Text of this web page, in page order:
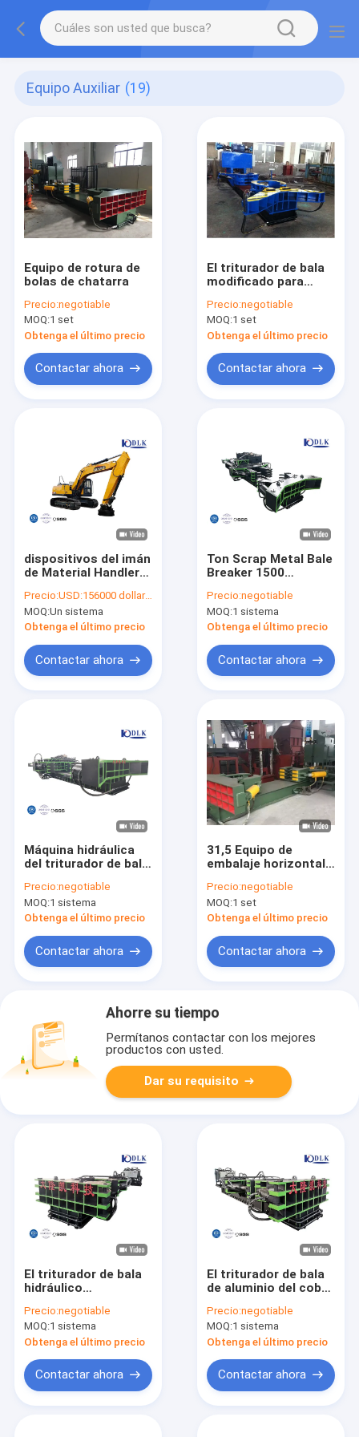
Equipo Auxiliar (19)
Equipo de rotura de
bolas de chatarra
Precio:negotiable
MOQ:1 set
Obtenga el último precio
Contactar ahora
El triturador de bala
modificado para
particulares del
equipo auxiliar para
recicla el pedazo del
bolso aparte
Precio:negotiable
MOQ:1 set
Obtenga el último precio
Contactar ahora
dispositivos del imán
de Material Handler
de la correa
eslabonada 21ton
para el acero del
Precio:USD:156000 dollars per set
MOQ:Un sistema
Obtenga el último precio
Contactar ahora
Ton Scrap Metal Bale
Breaker 1500
para la bala de acero
del hierro
Precio:negotiable
MOQ:1 sistema
Obtenga el último precio
Contactar ahora
Máquina hidráulica
del triturador de bala
para desmontar las
balas de la chatarra
Precio:negotiable
MOQ:1 sistema
Obtenga el último precio
Contactar ahora
31,5 Equipo de
embalaje horizontal
automático para los
pedazos del bolso
Precio:negotiable
MOQ:1 set
Obtenga el último precio
Contactar ahora
Ahorre su tiempo
Permítanos contactar con los mejores
productos con usted.
Dar su requisito
El triturador de bala
hidráulico
requisitos
particulares de la
chatarra desmonta
la máquina para la
planta de Fecycling
Precio:negotiable
MOQ:1 sistema
Obtenga el último precio
Contactar ahora
El triturador de bala
de aluminio del cobre
máquina para el
acero del hierro
desempaqueta
Precio:negotiable
MOQ:1 sistema
Obtenga el último precio
Contactar ahora